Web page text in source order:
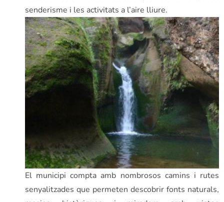
senderisme i les activitats a l’aire lliure.
El municipi compta amb nombrosos camins i rutes
senyalitzades que permeten descobrir fonts naturals,